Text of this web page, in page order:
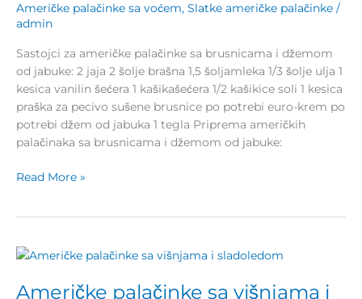
Američke palačinke sa voćem, Slatke američke palačinke /
admin
Sastojci za američke palačinke sa brusnicama i džemom
od jabuke: 2 jaja 2 šolje brašna 1,5 šoljamleka 1/3 šolje ulja 1
kesica vanilin šećera 1 kašikašećera 1/2 kašikice soli 1 kesica
praška za pecivo sušene brusnice po potrebi euro-krem po
potrebi džem od jabuka 1 tegla Priprema američkih
palačinaka sa brusnicama i džemom od jabuke:
džemom
od
Read More »
Američke palačinke sa višnjama i
Američke
sa